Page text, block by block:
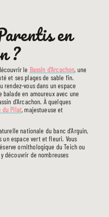
en
?
le Bassin d’Arcachon, une
et ses plages de sable fin.
vous dans un espace
en amoureux avec une
d’Arcachon. À quelques
du Pilat, majestueuse et
nationale du banc d’Arguin,
un espace vert et fleuri. Vous
ornithologique du Teich ou
découvrir de nombreuses